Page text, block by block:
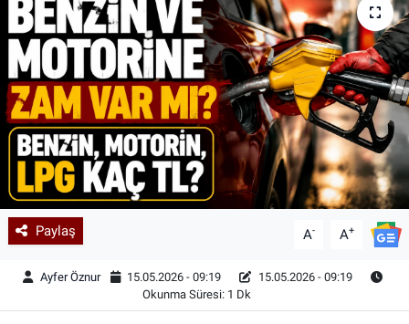
Paylaş A- A+
Ayfer Öznur 15.05.2026 - 09:19
15.05.2026 - 09:19
Okunma Süresi: 1 Dk
Siyaset
Teknoloji
Yazarlar
Astroloji-Rüya